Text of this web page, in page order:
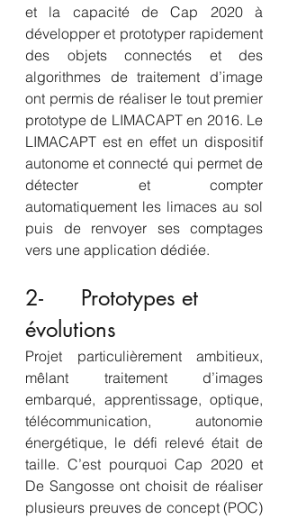
et la capacité de Cap 2020 à
développer et prototyper rapidement
des objets connectés et des
algorithmes de traitement d’image
ont permis de réaliser le tout premier
prototype de LIMACAPT en 2016. Le
LIMACAPT est en effet un dispositif
autonome et connecté qui permet de
détecter et compter
automatiquement les limaces au sol
puis de renvoyer ses comptages
vers une application dédiée.
2-      Prototypes et
évolutions
Projet particulièrement ambitieux,
mêlant traitement d’images
embarqué, apprentissage, optique,
télécommunication, autonomie
énergétique, le défi relevé était de
taille. C’est pourquoi Cap 2020 et
De Sangosse ont choisit de réaliser
plusieurs preuves de concept (POC)